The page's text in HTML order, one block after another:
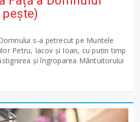
s-a petrecut pe Muntele
Petru, Iacov și Ioan, cu puțin timp
și îngroparea Mântuitorului